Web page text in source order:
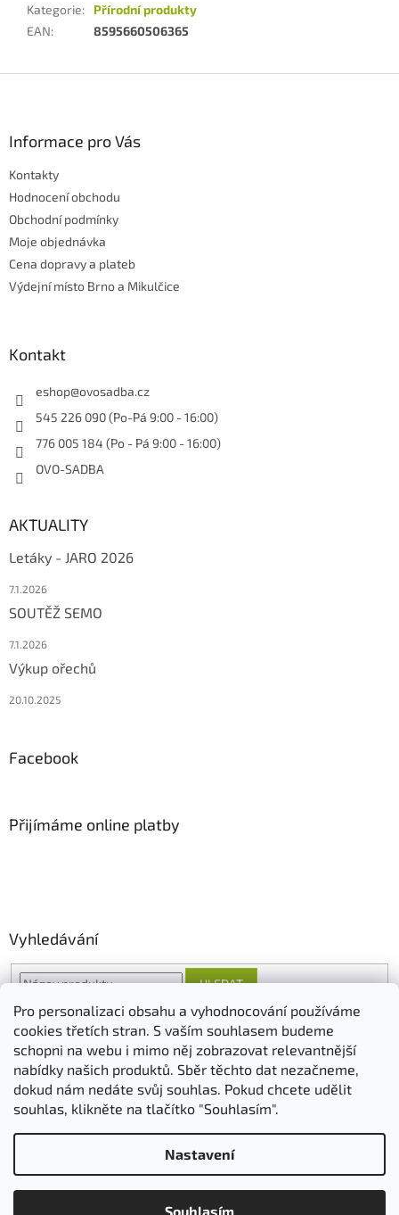
Pro personalizaci obsahu a vyhodnocování používáme
cookies třetích stran. S vaším souhlasem budeme
schopni na webu i mimo něj zobrazovat relevantnější
nabídky našich produktů. Sběr těchto dat nezačneme,
dokud nám nedáte svůj souhlas. Pokud chcete udělit
souhlas, klikněte na tlačítko "Souhlasím".
Nastavení
Souhlasím
Kategorie:
Přírodní produkty
EAN: 8595660506365
Informace pro Vás
Kontakty
Hodnocení obchodu
Obchodní podmínky
Moje objednávka
Cena dopravy a plateb
Výdejní místo Brno a Mikulčice
Kontakt
eshop@ovosadba.cz
545 226 090 (Po-Pá 9:00 - 16:00)
776 005 184 (Po - Pá 9:00 - 16:00)
OVO-SADBA
AKTUALITY
Letáky - JARO 2026
7.1.2026
SOUTĚŽ SEMO
7.1.2026
Výkup ořechů
20.10.2025
Facebook
Přijímáme online platby
Vyhledávání
HLEDAT
O nás FORESTINA AGRO CS